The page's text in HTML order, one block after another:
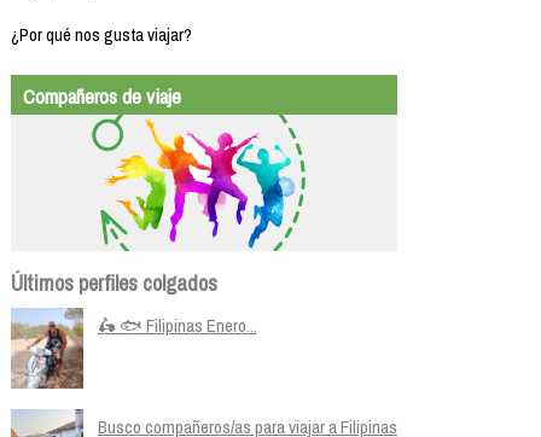
¿Por qué nos gusta viajar?
Compañeros de viaje
Últimos perfiles colgados
🛵 🐟 Filipinas Enero...
Busco compañeros/as para viajar a Filipinas